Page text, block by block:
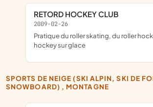
RETORD HOCKEY CLUB
2009-02-26
pratique du roller skating, du roller hockey et/ou du
hockey sur glace
SPORTS DE NEIGE (SKI ALPIN, SKI DE FOND,
SNOWBOARD) , MONTAGNE